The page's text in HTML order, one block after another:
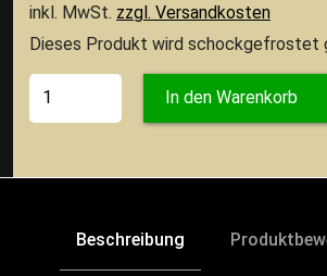
inkl. MwSt. zzgl. Versandkosten
Dieses Produkt wird schockgefrostet
In den Warenkorb
Beschreibung